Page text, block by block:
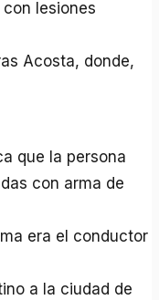
lesiones
Acosta, donde,
que la persona
con arma de
era el conductor
a la ciudad de